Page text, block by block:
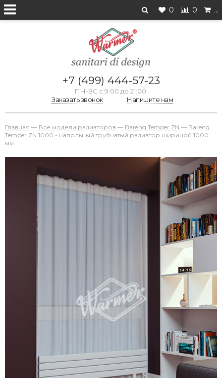
0 0 …
+7 (499) 444-57-23
ПН-ВС с 9:00 до 21:00
Заказать звонок
Напишите нам
Главная — Все модели радиаторов — Bareng Temper ZN — Bareng
Temper ZN 1000 - напольный трубчатый радиатор шириной 1000
мм